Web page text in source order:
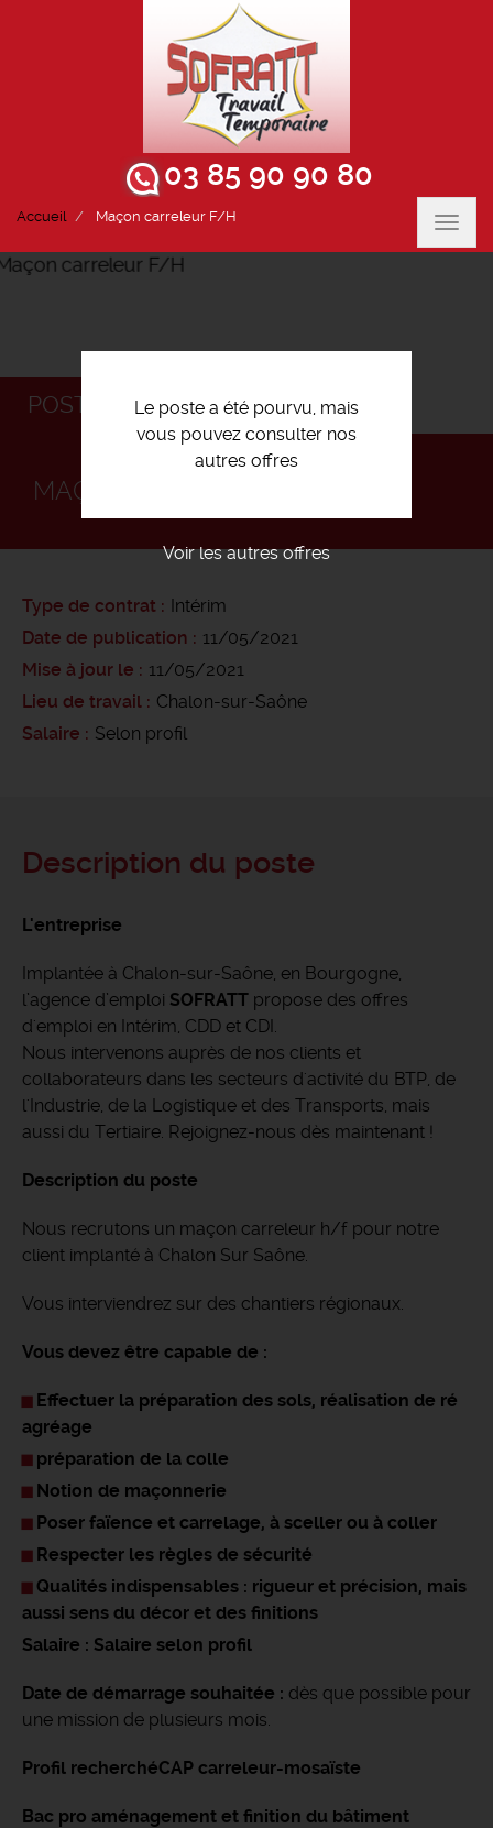
03 85 90 90 80
Accueil Maçon carreleur F/H
Le poste a été pourvu, mais
vous pouvez consulter nos
autres offres
Voir les autres offres
POSTULEZ
MAÇON CARRELEUR F/H
Type de contrat
Intérim
Date de publication
11/05/2021
Mise à jour le
11/05/2021
Lieu de travail
Chalon-sur-Saône
Salaire
Selon profil
Description du poste
L'entreprise
Implantée à Chalon-sur-Saône, en Bourgogne,
l’agence d’emploi SOFRATT propose des offres
d'emploi en Intérim, CDD et CDI.
Nous intervenons auprès de nos clients et
collaborateurs dans les secteurs d'activité du BTP, de
l'Industrie, de la Logistique et des Transports, mais
aussi du Tertiaire. Rejoignez-nous dès maintenant !
Description du poste
Nous recrutons un maçon carreleur h/f pour notre
client implanté à Chalon Sur Saône.
Vous interviendrez sur des chantiers régionaux.
Vous devez être capable de :
Effectuer la préparation des sols, réalisation de ré
agréage
préparation de la colle
Notion de maçonnerie
Poser faïence et carrelage, à sceller ou à coller
Respecter les règles de sécurité
Qualités indispensables : rigueur et précision, mais
aussi sens du décor et des finitions
Salaire : Salaire selon profil
Date de démarrage souhaitée : dès que possible pour
une mission de plusieurs mois.
Profil recherchéCAP carreleur-mosaïste
Bac pro aménagement et finition du bâtiment